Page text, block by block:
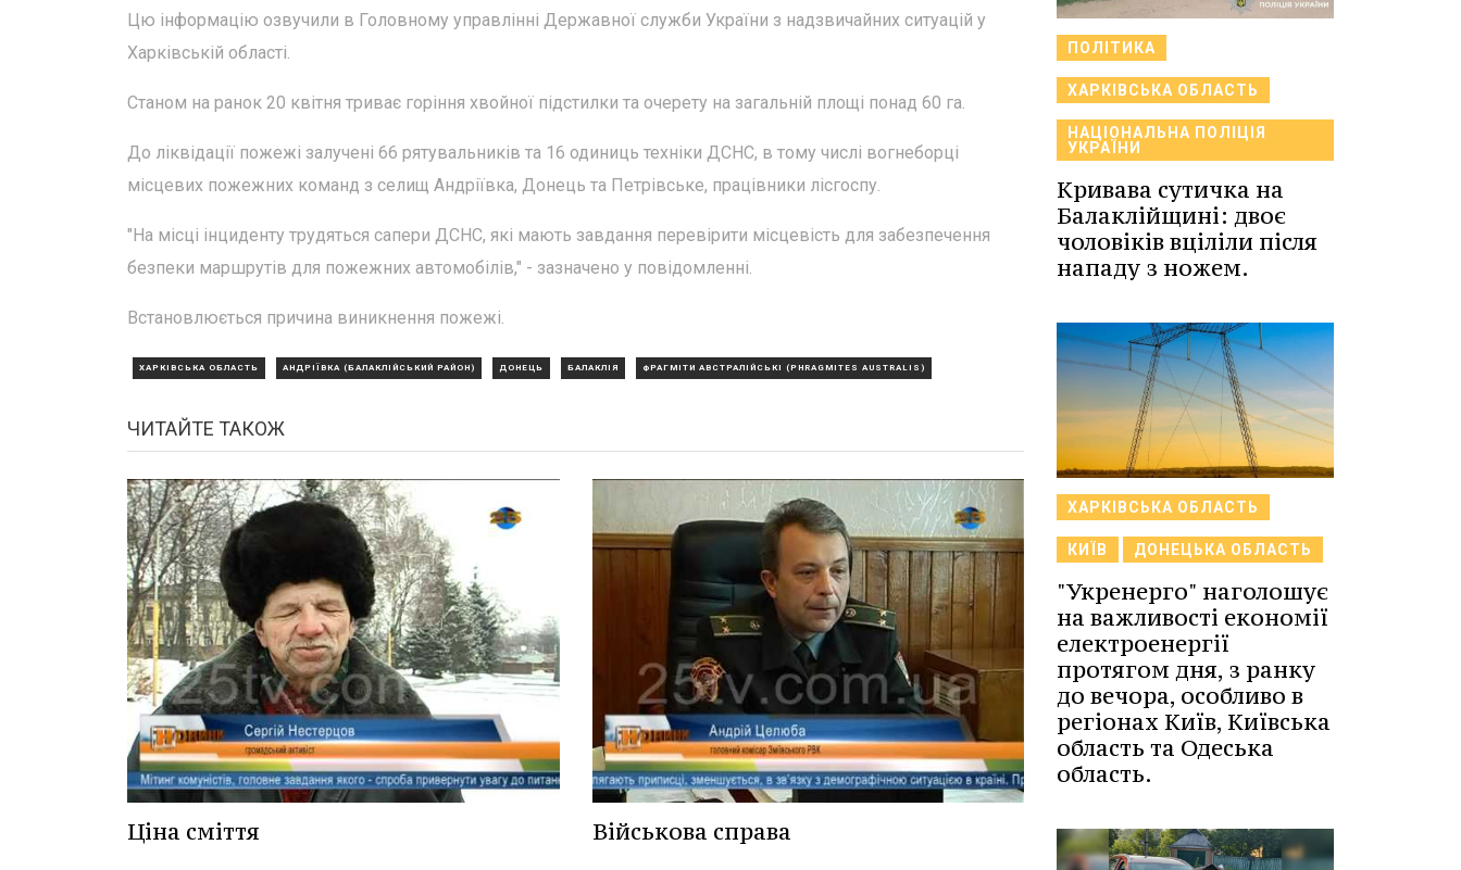
Цю інформацію озвучили в Головному управлінні Державної служби України з надзвичайних ситуацій у
Харківській області.
Станом на ранок 20 квітня триває горіння хвойної підстилки та очерету на загальній площі понад 60 га.
До ліквідації пожежі залучені 66 рятувальників та 16 одиниць техніки ДСНС, в тому числі вогнеборці
місцевих пожежних команд з селищ Андріївка, Донець та Петрівське, працівники лісгоспу.
"На місці інциденту трудяться сапери ДСНС, які мають завдання перевірити місцевість для забезпечення
безпеки маршрутів для пожежних автомобілів," - зазначено у повідомленні.
Встановлюється причина виникнення пожежі.
ХАРКІВСЬКА ОБЛАСТЬ АНДРІЇВКА (БАЛАКЛІЙСЬКИЙ РАЙОН) ДОНЕЦЬ БАЛАКЛІЯ ФРАГМІТИ АВСТРАЛІЙСЬКІ (PHRAGMITES AUSTRALIS)
ЧИТАЙТЕ ТАКОЖ
Ціна сміття Військова справа
ПОЛІТИКА
ХАРКІВСЬКА ОБЛАСТЬ
НАЦІОНАЛЬНА ПОЛІЦІЯ
УКРАЇНИ
Кривава сутичка на
Балаклійщині: двоє
чоловіків вціліли після
нападу з ножем.
ХАРКІВСЬКА ОБЛАСТЬ
КИЇВ ДОНЕЦЬКА ОБЛАСТЬ
"Укренерго" наголошує
на важливості економії
електроенергії
протягом дня, з ранку
до вечора, особливо в
регіонах Київ, Київська
область та Одеська
область.